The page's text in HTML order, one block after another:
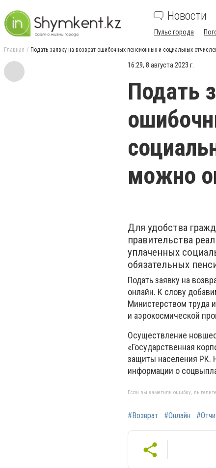
Новости
Пульс города
Главная Подать заявку на возврат ошибочных пенсионных и социальных
16:29, 8 августа 2023 г.
Подать
можно
Для удобства
правительства
уплаченных
обязательных
Подать заявку на
онлайн. К слову
Министерством труда
и аэрокосмической
Осуществление
«Государственная
защиты населения РК.
информации о
Если вы заметили ошибку,
#Возврат #Онлайн